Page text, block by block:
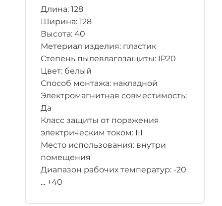
Длина: 128
Ширина: 128
Высота: 40
Метериал изделия: пластик
Степень пылевлагозащиты: IP20
Цвет: белый
Способ монтажа: накладной
Электромагнитная совместимость:
Да
Класс защиты от поражения
электрическим током: III
Место использования: внутри
помещения
Диапазон рабочих температур: -20
... +40